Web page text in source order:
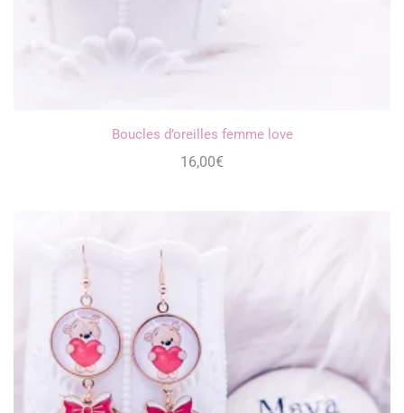
Boucles d’oreilles femme love
16,00€